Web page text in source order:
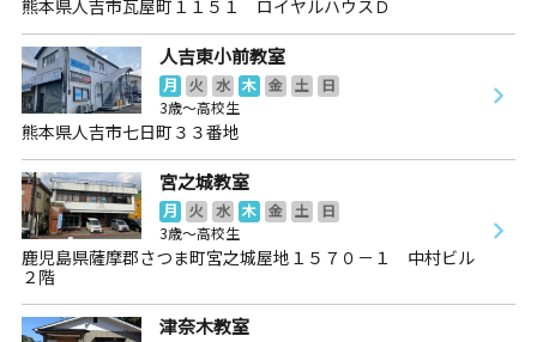
熊本県人吉市瓦屋町１１５１ ロイヤルハウスＤ
人吉東小前教室
月 火 水 木 金 土
日
3歳～高校生
熊本県人吉市七日町３３番地
宮之城教室
月 火 水 木 金 土
日
3歳～高校生
鹿児島県薩摩郡さつま町宮之城屋地１５７０－１ 中村ビル
２階
津奈木教室